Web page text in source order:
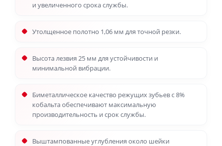
и увеличенного срока службы.
Утолщенное полотно 1,06 мм для точной резки.
Высота лезвия 25 мм для устойчивости и
минимальной вибрации.
Биметаллическое качество режущих зубьев с 8%
кобальта обеспечивают максимальную
производительность и срок службы.
Выштампованные углубления около шейки